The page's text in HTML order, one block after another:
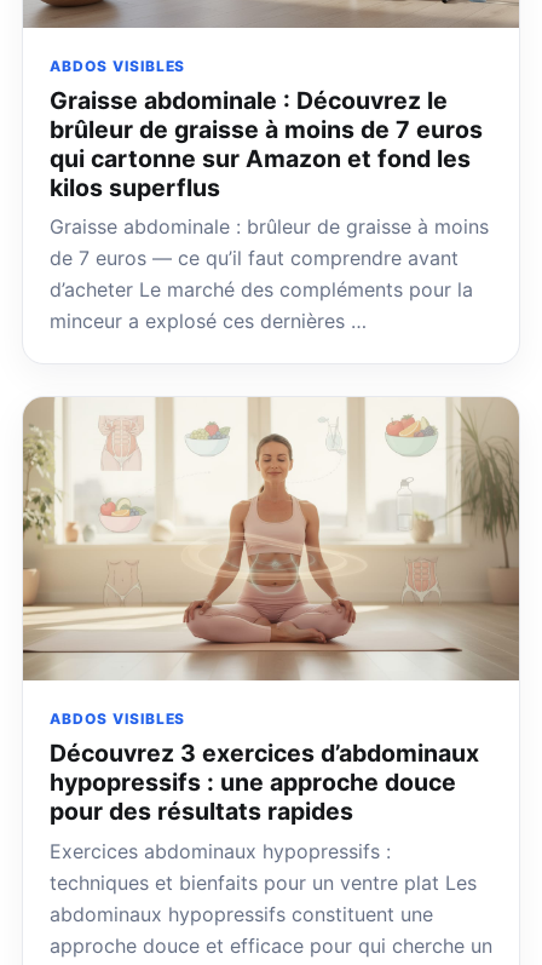
ABDOS VISIBLES
Graisse abdominale : Découvrez le
brûleur de graisse à moins de 7 euros
qui cartonne sur Amazon et fond les
kilos superflus
Graisse abdominale : brûleur de graisse à moins
de 7 euros — ce qu’il faut comprendre avant
d’acheter Le marché des compléments pour la
minceur a explosé ces dernières …
ABDOS VISIBLES
Découvrez 3 exercices d’abdominaux
hypopressifs : une approche douce
pour des résultats rapides
Exercices abdominaux hypopressifs :
techniques et bienfaits pour un ventre plat Les
abdominaux hypopressifs constituent une
approche douce et efficace pour qui cherche un